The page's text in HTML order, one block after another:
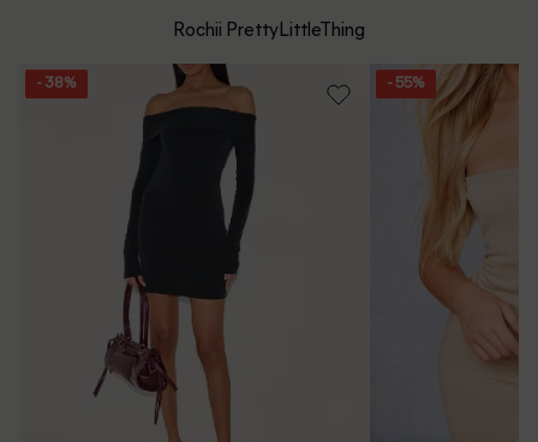
Whatsapp/Telefon: +40 (771) 404 643
contact@outletmag.ro
Intrebari frecvente
Rochii PrettyLittleThing
- 38% - 55%